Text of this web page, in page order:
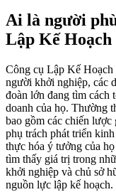
Ai là người
Lập Kế Hoạch
Công cụ Lập Kế
người khởi nghiệp, các
đoàn lớn đang tìm cách
doanh của họ. Thường
bao gồm các chiến
phụ trách phát triển
thực hóa ý tưởng của
tìm thấy giá trị trong
khởi nghiệp và chủ sở
nguồn lực lập kế hoạch.